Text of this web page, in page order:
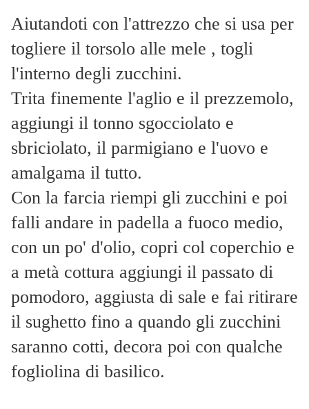
Aiutandoti con l'attrezzo che si usa per
togliere il torsolo alle mele , togli
l'interno degli zucchini.
Trita finemente l'aglio e il prezzemolo,
aggiungi il tonno sgocciolato e
sbriciolato, il parmigiano e l'uovo e
amalgama il tutto.
Con la farcia riempi gli zucchini e poi
falli andare in padella a fuoco medio,
con un po' d'olio, copri col coperchio e
a metà cottura aggiungi il passato di
pomodoro, aggiusta di sale e fai ritirare
il sughetto fino a quando gli zucchini
saranno cotti, decora poi con qualche
fogliolina di basilico.